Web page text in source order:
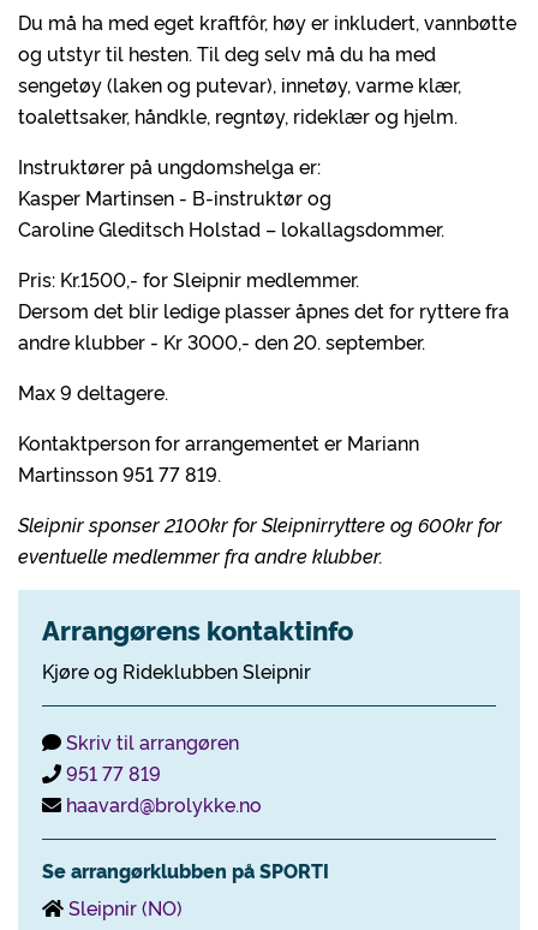
Du må ha med eget kraftfôr, høy er inkludert, vannbøtte
og utstyr til hesten. Til deg selv må du ha med
sengetøy (laken og putevar), innetøy, varme klær,
toalettsaker, håndkle, regntøy, rideklær og hjelm.
Instruktører på ungdomshelga er:
Kasper Martinsen - B-instruktør og
Caroline Gleditsch Holstad – lokallagsdommer.
Pris: Kr.1500,- for Sleipnir medlemmer.
Dersom det blir ledige plasser åpnes det for ryttere fra
andre klubber - Kr 3000,- den 20. september.
Max 9 deltagere.
Kontaktperson for arrangementet er Mariann
Martinsson 951 77 819.
Sleipnir sponser 2100kr for Sleipnirryttere og 600kr for
eventuelle medlemmer fra andre klubber.
Arrangørens kontaktinfo
Kjøre og Rideklubben Sleipnir
Skriv til arrangøren
951 77 819
haavard@brolykke.no
Se arrangørklubben på SPORTI
Sleipnir (NO)